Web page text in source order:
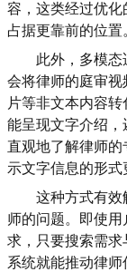
容，这类经过优化
占据更靠前的位置
此外，多模
会将律师的庭审
片等非文本内容
能呈现文字介绍
直观地了解律师
示文字信息的形式
这种方式有效
师的问题。即使
求，只要搜索需
系统就能推动律